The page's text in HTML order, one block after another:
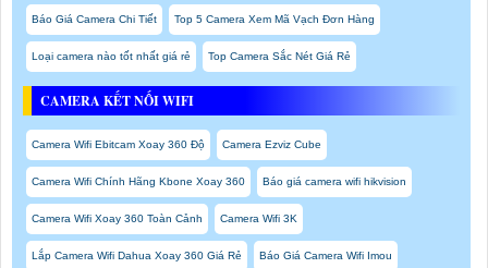
Báo Giá Camera Chi Tiết Top 5 Camera Xem Mã Vạch Đơn Hàng
Loại camera nào tốt nhất giá rẻ Top Camera Sắc Nét Giá Rẻ
CAMERA KẾT NỐI WIFI
Camera Wifi Ebitcam Xoay 360 Độ Camera Ezviz Cube
Camera Wifi Chính Hãng Kbone Xoay 360 Báo giá camera wifi hikvision
Camera Wifi Xoay 360 Toàn Cảnh Camera Wifi 3K
Lắp Camera Wifi Dahua Xoay 360 Giá Rẻ Báo Giá Camera Wifi Imou